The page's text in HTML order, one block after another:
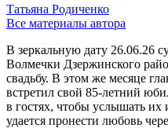
Татьяна Родиченко
Все материалы автора
В зеркальную дату 26.06.26
Волмечки Дзержинского
свадьбу. В этом же месяце
встретил свой 85‑летний
в гостях, чтобы услышать
удается пронести любовь